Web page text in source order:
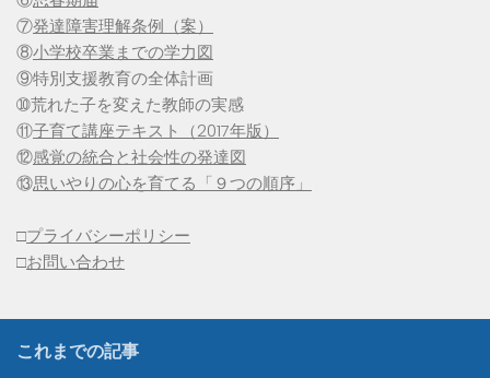
⑦発達障害理解条例（案）
⑧小学校卒業までの学力図
⑨特別支援教育の全体計画
➉荒れた子を変えた教師の実感
⑪子育て講座テキスト（2017年版）
⑫感覚の統合と社会性の発達図
⑬思いやりの心を育てる「９つの順序」
□プライバシーポリシー
□お問い合わせ
これまでの記事